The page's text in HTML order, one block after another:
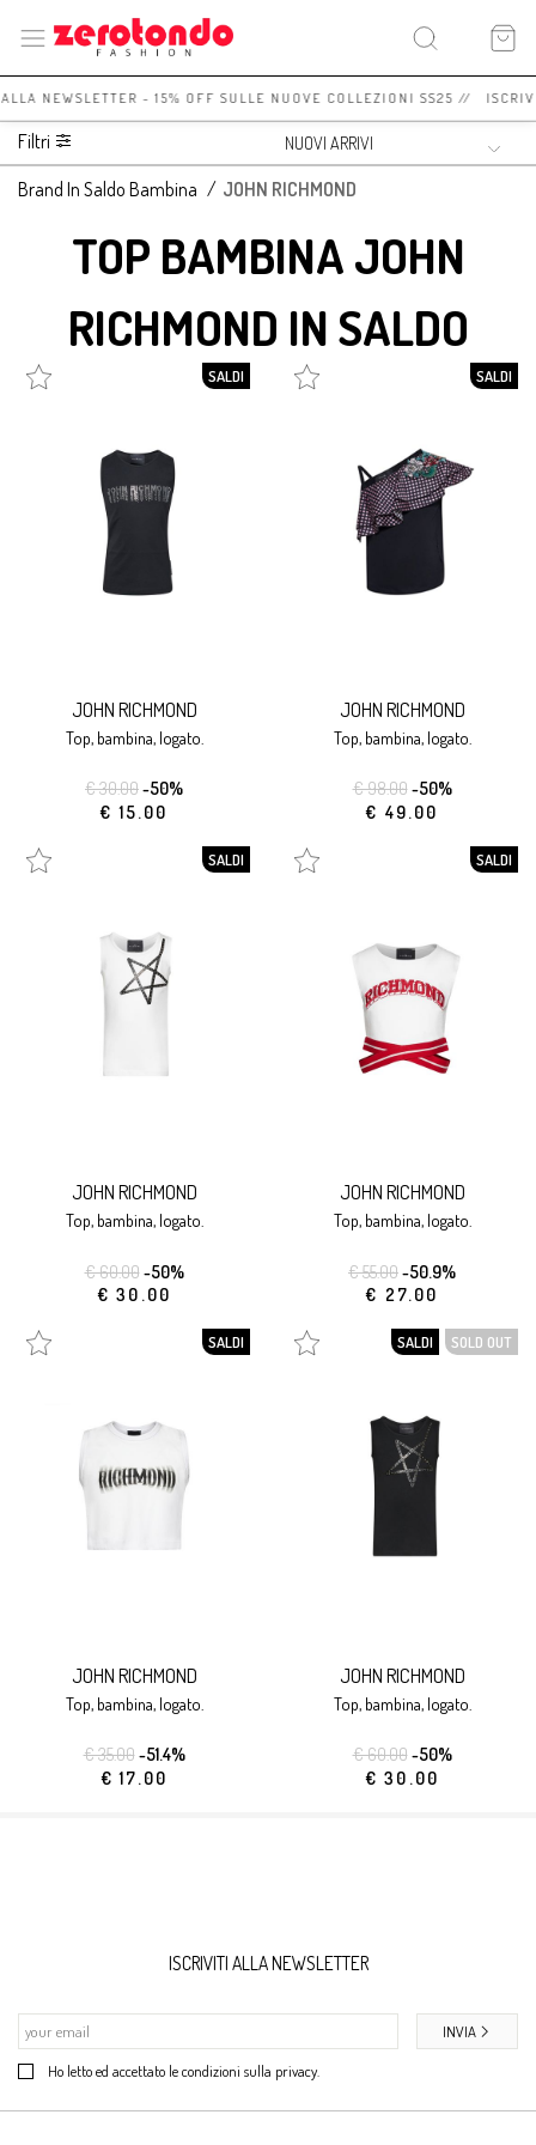
NEWSLETTER - 15% OFF SULLE NUOVE COLLEZIONI SS25 //
Filtri
Brand In Saldo Bambina / JOHN RICHMOND
TOP BAMBINA JOHN
RICHMOND IN SALDO
SALDI
JOHN RICHMOND
top, bambina, logato.
€ 30.00-50%
€ 15.00
SALDI
JOHN RICHMOND
top, bambina, logato.
€ 98.00-50%
€ 49.00
SALDI
JOHN RICHMOND
top, bambina, logato.
€ 60.00-50%
€ 30.00
SALDI
JOHN RICHMOND
top, bambina, logato.
€ 55.00-50.9%
€ 27.00
SALDI
JOHN RICHMOND
top, bambina, logato.
€ 35.00-51.4%
€ 17.00
SALDI SOLD OUT
JOHN RICHMOND
top, bambina, logato.
€ 60.00-50%
€ 30.00
ISCRIVITI ALLA NEWSLETTER
Ho letto ed accettato le condizioni sulla privacy.
INVIA